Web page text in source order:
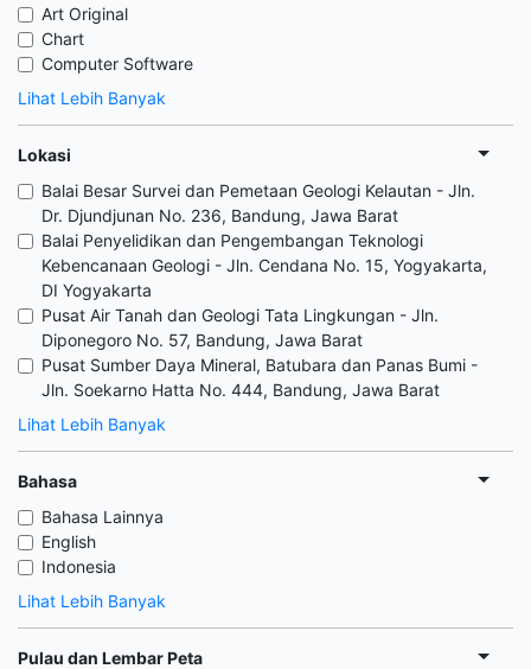
Art Original
Chart
Computer Software
Lihat Lebih Banyak
Lokasi
Balai Besar Survei dan Pemetaan Geologi Kelautan - Jln.
Dr. Djundjunan No. 236, Bandung, Jawa Barat
Balai Penyelidikan dan Pengembangan Teknologi
Kebencanaan Geologi - Jln. Cendana No. 15, Yogyakarta,
DI Yogyakarta
Pusat Air Tanah dan Geologi Tata Lingkungan - Jln.
Diponegoro No. 57, Bandung, Jawa Barat
Pusat Sumber Daya Mineral, Batubara dan Panas Bumi -
Jln. Soekarno Hatta No. 444, Bandung, Jawa Barat
Lihat Lebih Banyak
Bahasa
Bahasa Lainnya
English
Indonesia
Lihat Lebih Banyak
Pulau dan Lembar Peta